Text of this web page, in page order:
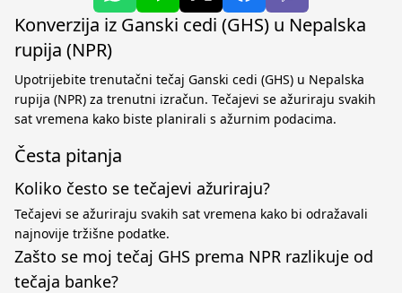
Konverzija iz Ganski cedi (GHS) u Nepalska
rupija (NPR)
Upotrijebite trenutačni tečaj Ganski cedi (GHS) u Nepalska
rupija (NPR) za trenutni izračun. Tečajevi se ažuriraju svakih
sat vremena kako biste planirali s ažurnim podacima.
Česta pitanja
Koliko često se tečajevi ažuriraju?
Tečajevi se ažuriraju svakih sat vremena kako bi odražavali
najnovije tržišne podatke.
Zašto se moj tečaj GHS prema NPR razlikuje od
tečaja banke?